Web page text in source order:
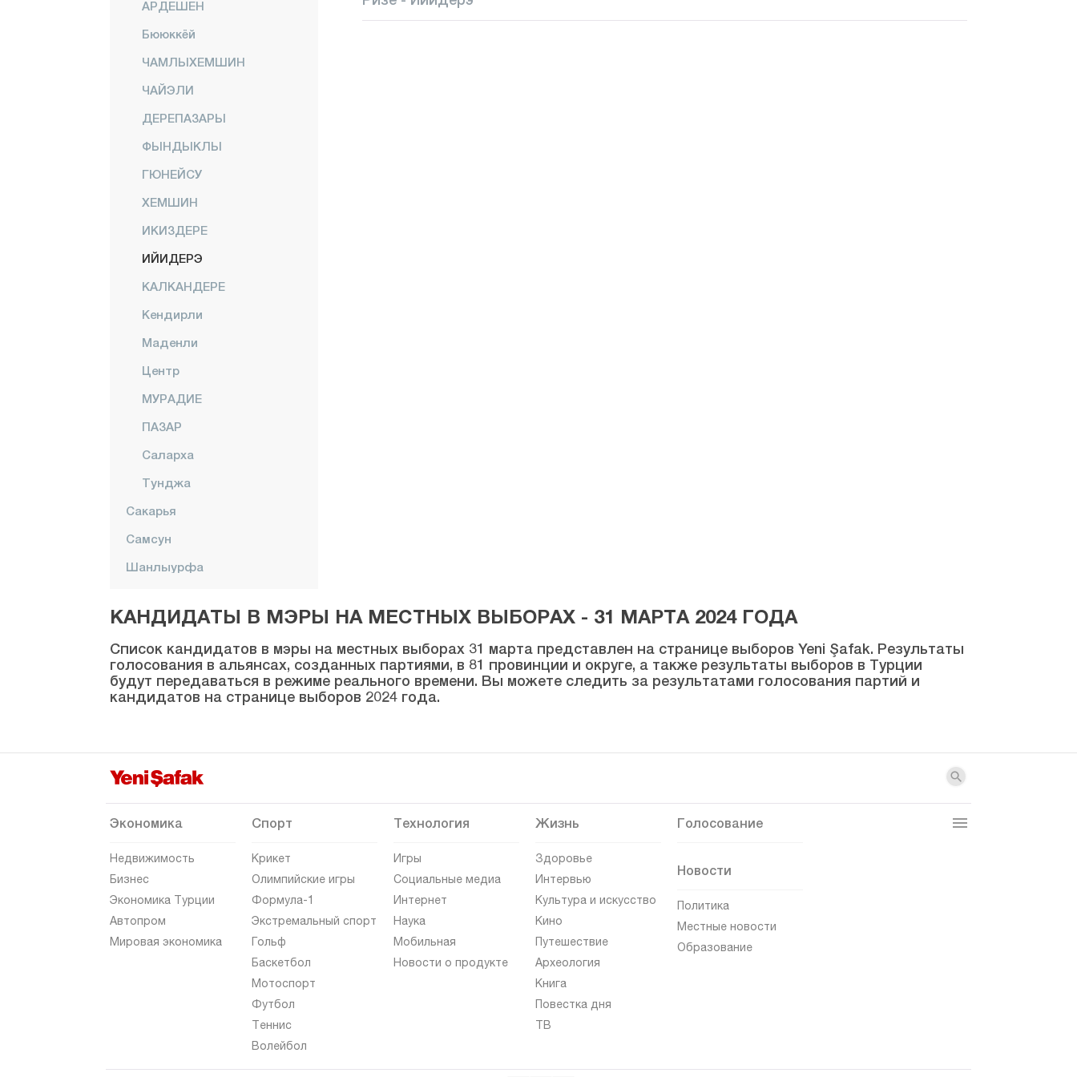
АРДЕШЕН
Бююккёй
ЧАМЛЫХЕМШИН
ЧАЙЭЛИ
ДЕРЕПАЗАРЫ
ФЫНДЫКЛЫ
ГЮНЕЙСУ
ХЕМШИН
ИКИЗДЕРЕ
ИЙИДЕРЭ
КАЛКАНДЕРЕ
Кендирли
Маденли
Центр
МУРАДИЕ
ПАЗАР
Саларха
Тунджа
Сакарья
Самсун
Шанлыурфа
Синоп
Шырнак
Сивас
Текирдаг
Тунджели
Ушак
Ялова
Йозгат
Зонгулдак
КАНДИДАТЫ В МЭРЫ НА МЕСТНЫХ ВЫБОРАХ - 31 МАРТА 2024 ГОДА
Список кандидатов в мэры на местных выборах 31 марта представлен на странице выборов Yeni Şafak. Результаты
голосования в альянсах, созданных партиями, в 81 провинции и округе, а также результаты выборов в Турции
будут передаваться в режиме реального времени. Вы можете следить за результатами голосования партий и
кандидатов на странице выборов 2024 года.
Экономика
Недвижимость
Бизнес
Экономика Турции
Автопром
Мировая экономика
Спорт
Крикет
Олимпийские игры
Формула-1
Экстремальный спорт
Гольф
Баскетбол
Мотоспорт
Футбол
Теннис
Волейбол
Технология
Игры
Социальные медиа
Интернет
Наука
Мобильная
Новости о продукте
Жизнь
Здоровье
Интервью
Культура и искусство
Кино
Путешествие
Археология
Книга
Повестка дня
ТВ
Голосование
Новости
Политика
Местные новости
Образование